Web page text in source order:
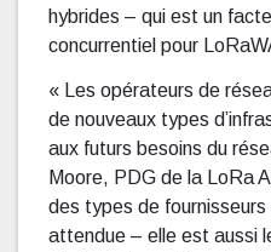
hybrides – qui est un
concurrentiel pour
« Les opérateurs de
de nouveaux types
aux futurs besoins du
Moore, PDG de la LoRa
des types de
attendue – elle est aussi